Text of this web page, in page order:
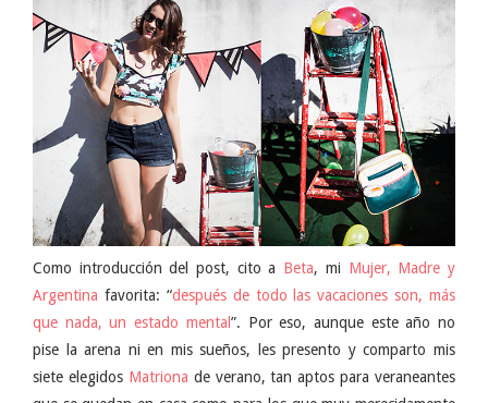
Como introducción del post, cito a Beta, mi Mujer, Madre y
Argentina favorita: “después de todo las vacaciones son, más
que nada, un estado mental ”. Por eso, aunque este año no
pise la arena ni en mis sueños, les presento y comparto mis
siete elegidos Matriona de verano, tan aptos para veraneantes